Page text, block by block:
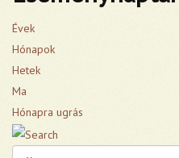
Évek
Hónapok
Hetek
Ma
Hónapra ugrás